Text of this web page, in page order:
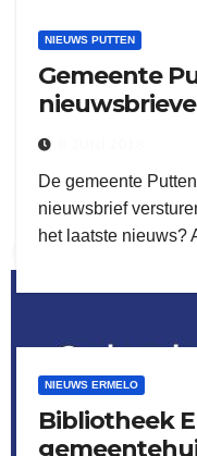
delangekortland
NIEUWS PUTTEN
Gemeente
De gemeente
nieuwsbrief
het laatste nieuws?
NIEUWS ERMELO
Bibliotheek